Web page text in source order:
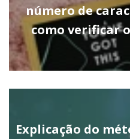
número de
como verificar
Explicação do